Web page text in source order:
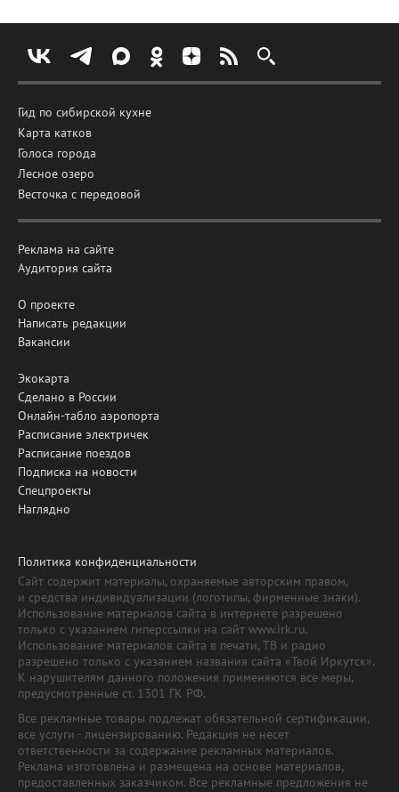
Гид по сибирской кухне
Карта катков
Голоса города
Лесное озеро
Весточка с передовой
Реклама на сайте
Аудитория сайта
О проекте
Написать редакции
Вакансии
Экокарта
Сделано в России
Онлайн-табло аэропорта
Расписание электричек
Расписание поездов
Подписка на новости
Спецпроекты
Наглядно
Политика конфиденциальности
Сайт содержит материалы, охраняемые авторским правом,
и средства индивидуализации (логотипы, фирменные знаки).
Использование материалов сайта в интернете разрешено
только с указанием гиперссылки на сайт www.irk.ru.
Использование материалов сайта в печати, ТВ и радио
разрешено только с указанием названия сайта «Твой Иркутск».
К нарушителям данного положения применяются все меры,
предусмотренные ст. 1301 ГК РФ.
Все рекламные товары подлежат обязательной сертификации,
все услуги - лицензированию. Редакция не несет
ответственности за содержание рекламных материалов.
Реклама изготовлена и размещена на основе материалов,
предоставленных заказчиком. Все рекламные предложения не